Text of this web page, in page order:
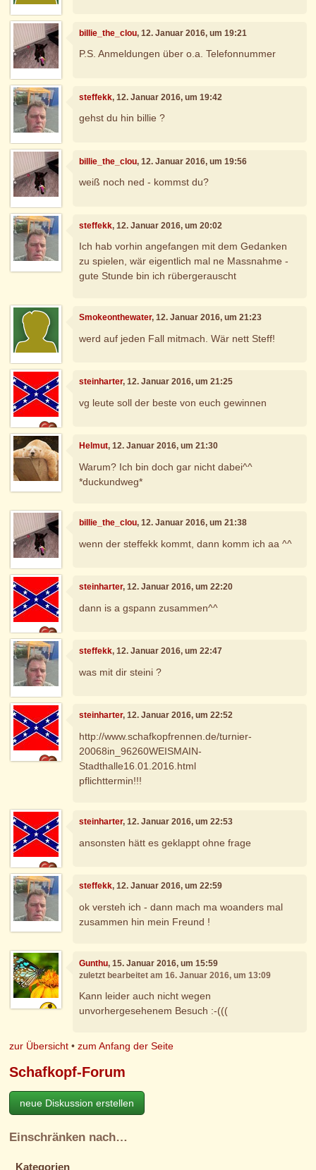
billie_the_clou, 12. Januar 2016, um 19:21
P.S. Anmeldungen über o.a. Telefonnummer
steffekk, 12. Januar 2016, um 19:42
gehst du hin billie ?
billie_the_clou, 12. Januar 2016, um 19:56
weiß noch ned - kommst du?
steffekk, 12. Januar 2016, um 20:02
Ich hab vorhin angefangen mit dem Gedanken
zu spielen, wär eigentlich mal ne Massnahme -
gute Stunde bin ich rübergerauscht
Smokeonthewater, 12. Januar 2016, um 21:23
werd auf jeden Fall mitmach. Wär nett Steff!
steinharter, 12. Januar 2016, um 21:25
vg leute soll der beste von euch gewinnen
Helmut, 12. Januar 2016, um 21:30
Warum? Ich bin doch gar nicht dabei^^
*duckundweg*
billie_the_clou, 12. Januar 2016, um 21:38
wenn der steffekk kommt, dann komm ich aa ^^
steinharter, 12. Januar 2016, um 22:20
dann is a gspann zusammen^^
steffekk, 12. Januar 2016, um 22:47
was mit dir steini ?
steinharter, 12. Januar 2016, um 22:52
http://www.schafkopfrennen.de/turnier-
20068in_96260WEISMAIN-
Stadthalle16.01.2016.html
pflichttermin!!!
steinharter, 12. Januar 2016, um 22:53
ansonsten hätt es geklappt ohne frage
steffekk, 12. Januar 2016, um 22:59
ok versteh ich - dann mach ma woanders mal
zusammen hin mein Freund !
Gunthu, 15. Januar 2016, um 15:59
zuletzt bearbeitet am 16. Januar 2016, um 13:09
Kann leider auch nicht wegen
unvorhergesehenem Besuch :-(((
zur Übersicht •zum Anfang der Seite
Schafkopf-Forum
neue Diskussion erstellen
Einschränken nach…
Kategorien